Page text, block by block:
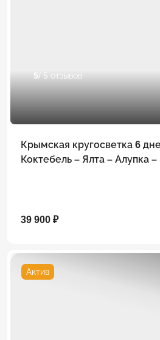
5/ 5 отзывов
Крымская кругосветка 6
Коктебель – Ялта – Алупка
39 900 ₽
Актив